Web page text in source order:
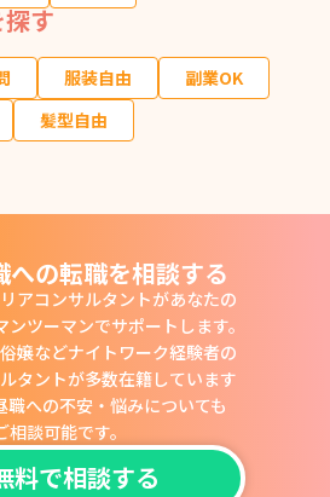
す
服装自由
副業OK
髪型自由
への転職を相談する
アコンサルタントがあなたの
ツーマンでサポートします。
嬢などナイトワーク経験者の
タントが多数在籍しています
職への不安・悩みについても
相談可能です。
料で相談する